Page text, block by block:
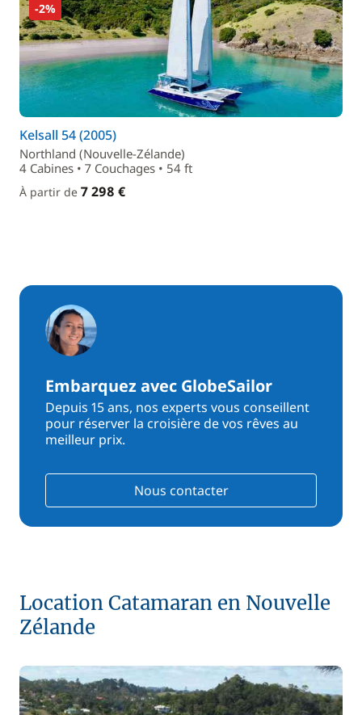
-2%
Kelsall 54 (2005)
Northland (Nouvelle-Zélande)
4 Cabines • 7 Couchages • 54 ft
À partir de 7 298 €
Embarquez avec GlobeSailor
Depuis 15 ans, nos experts vous conseillent
pour réserver la croisière de vos rêves au
meilleur prix.
Nous contacter
Location Catamaran en Nouvelle
Zélande